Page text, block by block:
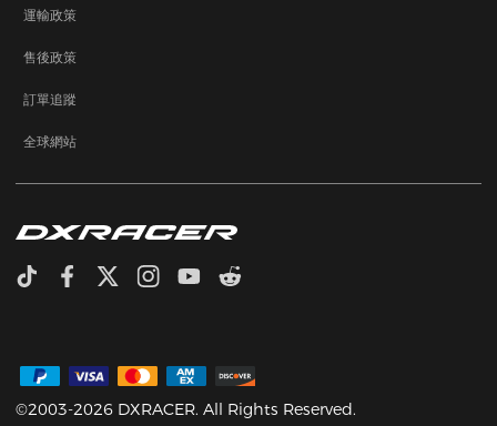
運輸政策
售後政策
訂單追蹤
全球網站
©2003-2026 DXRACER. All Rights Reserved.